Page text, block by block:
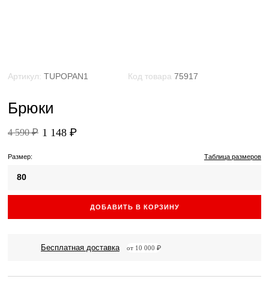
Артикул: TUPOPAN1 Код товара 75917
Брюки
4 590 ₽ 1 148 ₽
Размер: Таблица размеров
80
ДОБАВИТЬ В КОРЗИНУ
Бесплатная доставка от 10 000 ₽